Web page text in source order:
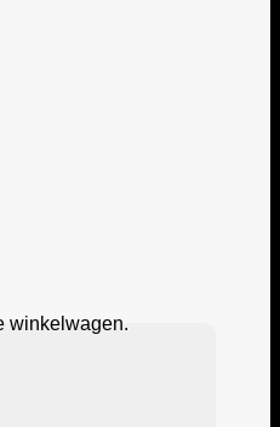
winkelwagen.